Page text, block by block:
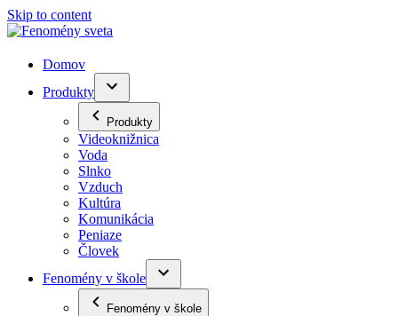
Skip to content
Domov
Produkty
Produkty
Videoknižnica
Voda
Slnko
Vzduch
Kultúra
Komunikácia
Peniaze
Človek
Fenomény v škole
Fenomény v škole